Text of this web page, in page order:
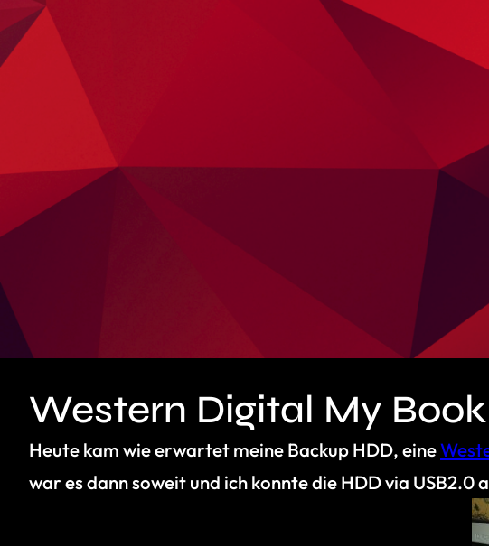
Western Digital My
Heute kam wie erwartet meine Backup HDD, eine
war es dann soweit und ich konnte die HDD via USB2.0